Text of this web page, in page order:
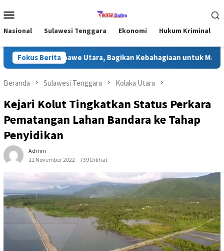
ke
Mobile
Nasional Sulawesi Tenggara Ekonomi Hukum Kriminal
Fokus Berita
di Konawe Utara, Bagikan Kebahagiaan untuk
Beranda Sulawesi Tenggara Kolaka Utara
Kejari Kolut Tingkatkan Status Perkara
Pematangan Lahan Bandara ke Tahap
Penyidikan
Admin
11 November 2022
739 Dilihat